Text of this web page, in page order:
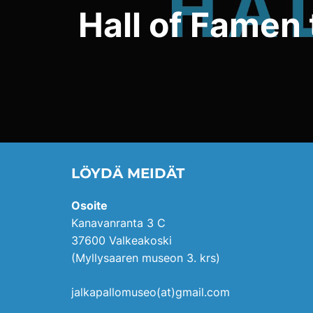
Hall of
LÖYDÄ MEIDÄT
Osoite
Kanavanranta 3 C
37600 Valkeakoski
(Myllysaaren museon 3. krs)
jalkapallomuseo(at)gmail.com